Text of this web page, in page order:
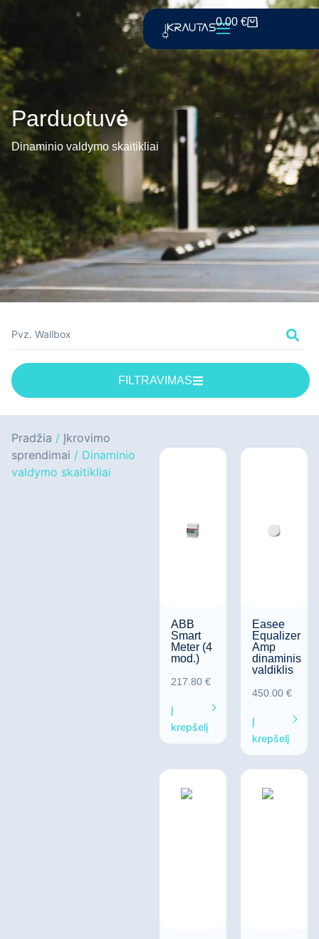
0.00 €
Parduotuvė
Dinaminio valdymo skaitikliai
FILTRAVIMAS
Pradžia / Įkrovimo
sprendimai / Dinaminio
valdymo skaitikliai
ABB
Smart
Meter (4
mod.)
217.80 €
Į
krepšelį
Easee
Equalizer
Amp
dinaminis
valdiklis
450.00 €
Į
krepšelį